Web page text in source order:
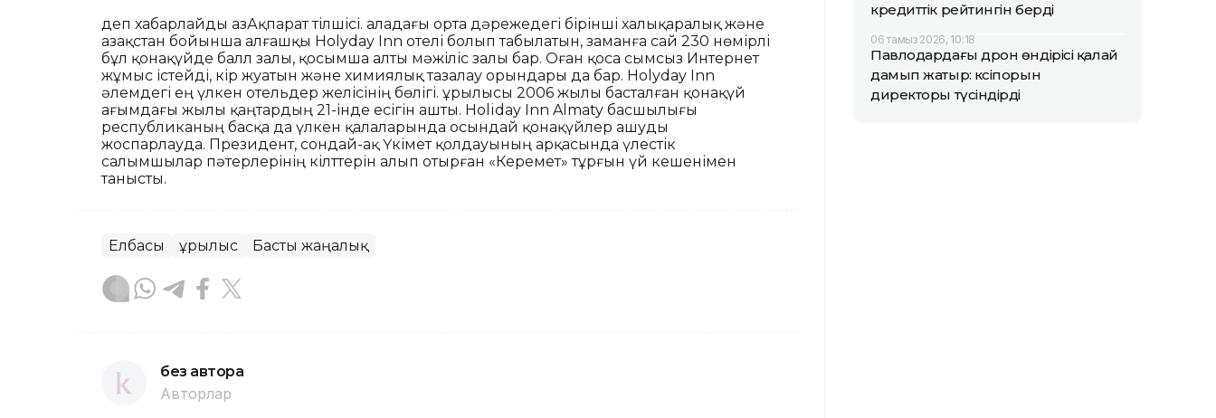
деп хабарлайды ҚазАқпарат тілшісі. Қаладағы орта дәрежедегі бірінші халықаралық және
Қазақстан бойынша алғашқы Holyday Inn отелі болып табылатын, заманға сай 230 нөмірлі
бұл қонақүйде балл залы, қосымша алты мәжіліс залы бар. Оған қоса сымсыз Интернет
жұмыс істейді, кір жуатын және химиялық тазалау орындары да бар. Holyday Inn
әлемдегі ең үлкен отельдер желісінің бөлігі. Құрылысы 2006 жылы басталған қонақүй
ағымдағы жылы қаңтардың 21-інде есігін ашты. Holiday Inn Almaty басшылығы
республиканың басқа да үлкен қалаларында осындай қонақүйлер ашуды
жоспарлауда. Президент, сондай-ақ Үкімет қолдауының арқасында үлестік
салымшылар пәтерлерінің кілттерін алып отырған «Керемет» тұрғын үй кешенімен
танысты.
Елбасы Құрылыс Басты жаңалық
без автора
Авторлар
кредиттік рейтингін берді
06 тамыз 2026, 10:18
Павлодардағы дрон өндірісі қалай
дамып жатыр: кәсіпорын
директоры түсіндірді